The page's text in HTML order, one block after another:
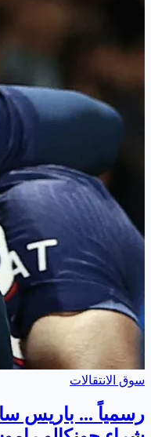
سوق الانتقالات
رسمياً ... باريس